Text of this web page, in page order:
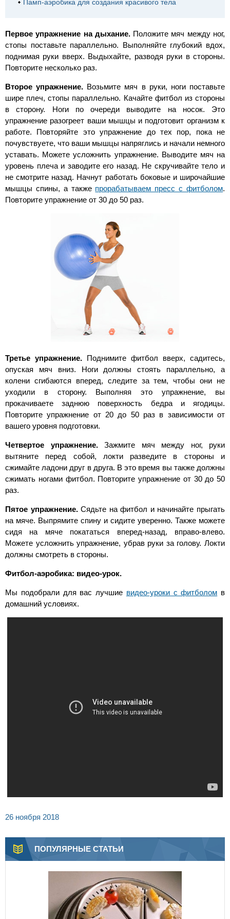
Памп-аэробика для создания красивого тела
Первое упражнение на дыхание.Положите мяч между ног,
стопы поставьте параллельно. Выполняйте глубокий вдох,
поднимая руки вверх. Выдыхайте, разводя руки в стороны.
Повторите несколько раз.
Второе упражнение. Возьмите мяч в руки, ноги поставьте
шире плеч, стопы параллельно. Качайте фитбол из стороны
в сторону. Ноги по очереди выводите на носок. Это
упражнение разогреет ваши мышцы и подготовит организм к
работе. Повторяйте это упражнение до тех пор, пока не
почувствуете, что ваши мышцы напряглись и начали немного
уставать. Можете усложнить упражнение. Выводите мяч на
уровень плеча и заводите его назад. Не скручивайте тело и
не смотрите назад. Начнут работать боковые и широчайшие
мышцы спины, а также прорабатываем пресс с фитболом.
Повторите упражнение от 30 до 50 раз.
Третье упражнение. Поднимите фитбол вверх, садитесь,
опуская мяч вниз. Ноги должны стоять параллельно, а
колени сгибаются вперед, следите за тем, чтобы они не
уходили в сторону. Выполняя это упражнение, вы
прокачиваете заднюю поверхность бедра и ягодицы.
Повторите упражнение от 20 до 50 раз в зависимости от
вашего уровня подготовки.
Четвертое упражнение.Зажмите мяч между ног, руки
вытяните перед собой, локти разведите в стороны и
сжимайте ладони друг в друга. В это время вы также должны
сжимать ногами фитбол. Повторите упражнение от 30 до 50
раз.
Пятое упражнение.Сядьте на фитбол и начинайте прыгать
на мяче. Выпрямите спину и сидите уверенно. Также можете
сидя на мяче покататься вперед-назад, вправо-влево.
Можете усложнить упражнение, убрав руки за голову. Локти
должны смотреть в стороны.
Фитбол-аэробика: видео-урок.
Мы подобрали для вас лучшие видео-уроки с фитболом в
домашний условиях.
26 ноября 2018
ПОПУЛЯРНЫЕ СТАТЬИ